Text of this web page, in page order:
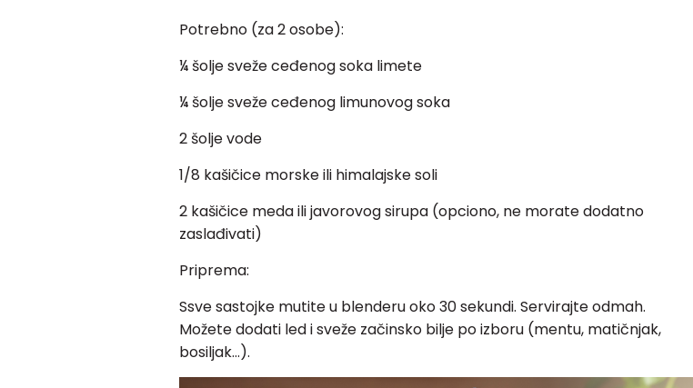
Potrebno (za 2 osobe):
¼ šolje sveže ceđenog soka limete
¼ šolje sveže ceđenog limunovog soka
2 šolje vode
1/8 kašičice morske ili himalajske soli
2 kašičice meda ili javorovog sirupa (opciono, ne morate dodatno
zaslađivati)
Priprema:
Ssve sastojke mutite u blenderu oko 30 sekundi. Servirajte odmah.
Možete dodati led i sveže začinsko bilje po izboru (mentu, matičnjak,
bosiljak…).